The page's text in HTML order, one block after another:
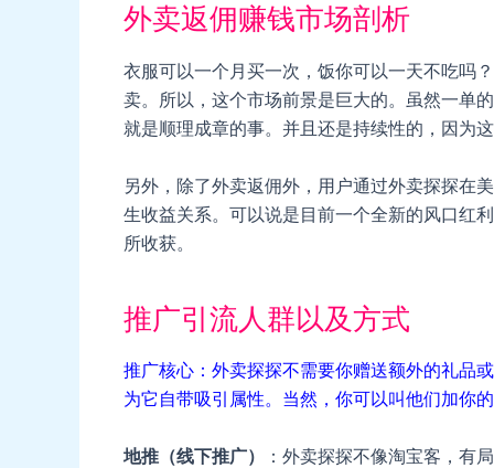
外卖返佣赚钱市场剖析
衣服可以一个月买一次，饭你可以一天不吃吗
卖。所以，这个市场前景是巨大的。虽然一单
就是顺理成章的事。并且还是持续性的，因为
另外，除了外卖返佣外，用户通过外卖探探在
生收益关系。可以说是目前一个全新的风口红
所收获。
推广引流人群以及方式
推广核心：外卖探探不需要你赠送额外的礼品
为它自带吸引属性。当然，你可以叫他们加你
地推（线下推广）
：外卖探探不像淘宝客，有